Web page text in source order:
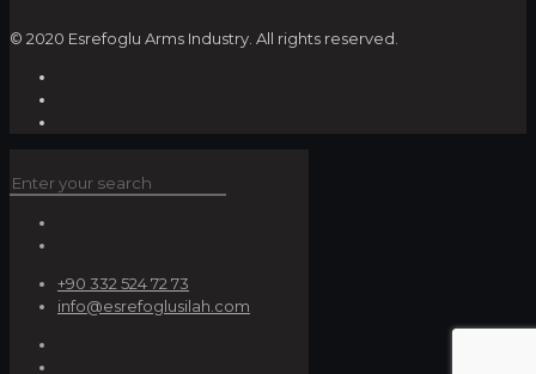
© 2020 Esrefoglu Arms Industry. All rights reserved.
+90 332 524 72 73
info@esrefoglusilah.com